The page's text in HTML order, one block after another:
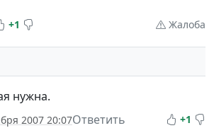
+1 Жалоба
нужна.
2007 20:07Ответить +1